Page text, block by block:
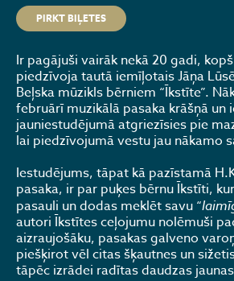
PIRKT BIĻETES
Ir pagājuši vairāk nekā 20 gadi,
piedzīvoja tautā iemīļotais Jāņa
Beļska mūzikls bērniem “Īkstīte”.
februārī muzikālā pasaka krāšņā un
jauniestudējumā atgriezīsies pie
lai piedzīvojumā vestu jau nākamo
Iestudējums, tāpat kā pazīstamā
pasaka, ir par puķes bērnu Īkstīti,
pasauli un dodas meklēt savu “
autori Īkstītes ceļojumu nolēmuši
aizraujošāku, pasakas galveno
piešķirot vēl citas šķautnes un
tāpēc izrādei radītas daudzas